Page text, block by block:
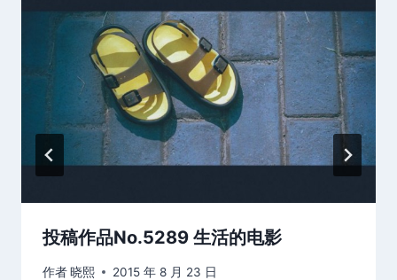
投稿作品No.5289 生活的电影
作者晓熙 2015 年 8 月 23 日